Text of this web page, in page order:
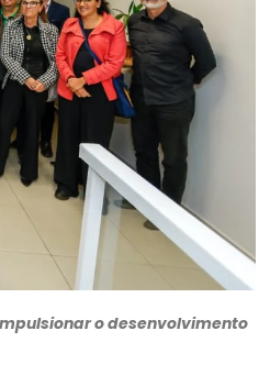
o desenvolvimento